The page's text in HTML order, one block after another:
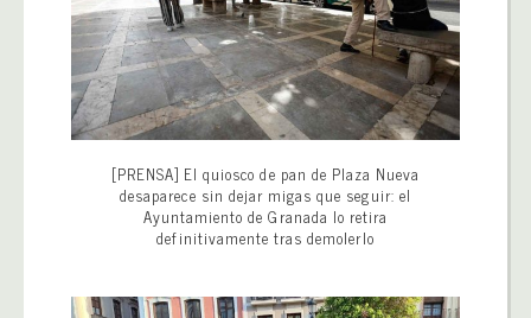
[PRENSA] El quiosco de pan de Plaza Nueva
desaparece sin dejar migas que seguir: el
Ayuntamiento de Granada lo retira
definitivamente tras demolerlo